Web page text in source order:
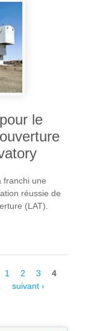
le
franchi une
réussie de
(LAT).
LUMIÈRE
1 2 3
4
suivant ›